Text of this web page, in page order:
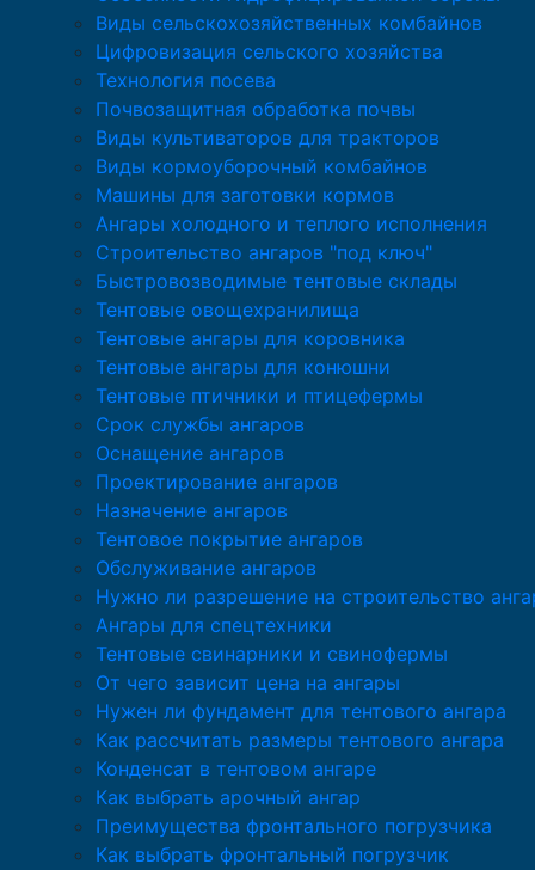
Виды сельскохозяйственных комбайнов
Цифровизация сельского хозяйства
Технология посева
Почвозащитная обработка почвы
Виды культиваторов для тракторов
Виды кормоуборочный комбайнов
Машины для заготовки кормов
Ангары холодного и теплого исполнения
Строительство ангаров "под ключ"
Быстровозводимые тентовые склады
Тентовые овощехранилища
Тентовые ангары для коровника
Тентовые ангары для конюшни
Тентовые птичники и птицефермы
Срок службы ангаров
Оснащение ангаров
Проектирование ангаров
Назначение ангаров
Тентовое покрытие ангаров
Обслуживание ангаров
Нужно ли разрешение на строительство
Ангары для спецтехники
Тентовые свинарники и свинофермы
От чего зависит цена на ангары
Нужен ли фундамент для тентового ангара
Как рассчитать размеры тентового ангара
Конденсат в тентовом ангаре
Как выбрать арочный ангар
Преимущества фронтального погрузчика
Как выбрать фронтальный погрузчик